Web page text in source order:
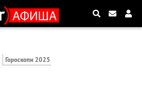
Гороскопи 2025